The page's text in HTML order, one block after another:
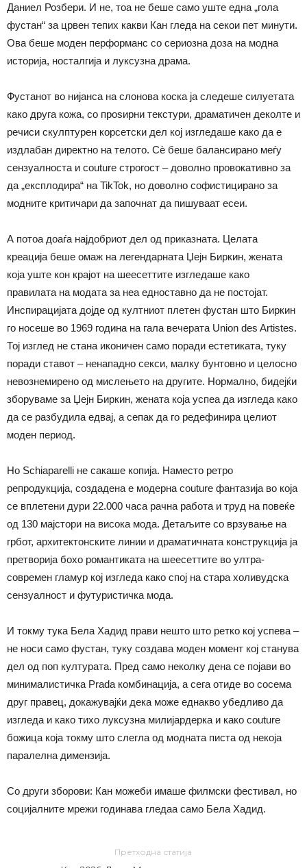
Даниел Розбери. И не, тоа не беше само уште една „гола
фустан“ за црвен тепих какви Кан гледа на секои пет минути.
Ова беше моден перформанс со сериозна доза на модна
историја, носталгија и луксузна драма.
Фустанот во нијанса на слонова коска ја следеше силуетата
како друга кожа, со проѕирни текстури, драматичен деколте и
речиси скулптурен корсетски дел кој изгледаше како да е
издлабан директно на телото. Сѐ беше балансирано меѓу
сензуалноста и couture строгост – доволно провокативно за
да „експлодира“ на TikTok, но доволно софистицирано за
модните критичари да започнат да пишуваат есеи.
А потоа доаѓа најдобриот дел од приказната. Целата
креација беше омаж на легендарната Џејн Биркин, жената
која уште кон крајот на шеесеттите изгледаше како
правилата на модата за неа едноставно да не постојат.
Инспирацијата дојде од култниот плетен фустан што Биркин
го носеше во 1969 година на гала вечерата Union des Artistes.
Тој изглед не стана иконичен само поради естетиката, туку
поради ставот – ненападно секси, малку бунтовно и целосно
невознемирено од мислењето на другите. Нормално, бидејќи
зборуваме за Џејн Биркин, жената која успеа да изгледа како
да се разбудила едвај, а сепак да го редефинира целиот
моден период.
Но Schiaparelli не сакаше копија. Наместо ретро
репродукција, создадена е модерна couture фантазија во која
се вплетени дури 22.000 часа рачна работа и труд на повеќе
од 130 мајстори на висока мода. Детаљите со врзување на
грбот, архитектонските линии и драматичната конструкција ја
претворија бохо романтиката на шеесеттите во ултра-
современ гламур кој изгледа како спој на стара холивудска
сензуалност и футуристичка мода.
И токму тука Бела Хадид прави нешто што ретко кој успева –
не носи само фустан, туку создава моден момент кој станува
дел од поп културата. Пред само неколку дена се појави во
минималистичка Prada комбинација, а сега отиде во сосема
друг правец, докажувајќи дека може еднакво убедливо да
изгледа и како тихо луксузна милијардерка и како couture
божица која токму што слегла од модната писта од некоја
паралелна димензија.
Со други зборови: Кан можеби имаше филмски фестивал, но
социјалните мрежи годинава гледаа само Бела Хадид.
Претходна статија